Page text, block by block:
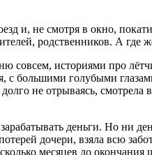
и, не смотря в окно,
родственников. А где
историями про
большими голубыми
не отрываясь,
деньги. Но ни
дочери, взяла всю
месяцев до